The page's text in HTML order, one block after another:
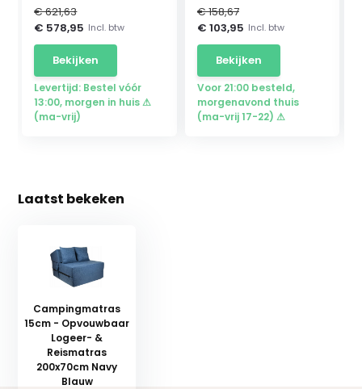
€ 621,63
€ 578,95 Incl. btw
Bekijken
Levertijd: Bestel vóór
13:00, morgen in huis ⚠
(ma-vrij)
€ 158,67
€ 103,95 Incl. btw
Bekijken
Voor 21:00 besteld,
morgenavond thuis
(ma-vrij 17-22) ⚠
Laatst bekeken
Campingmatras
15cm - Opvouwbaar
Logeer- &
Reismatras
200x70cm Navy
Blauw